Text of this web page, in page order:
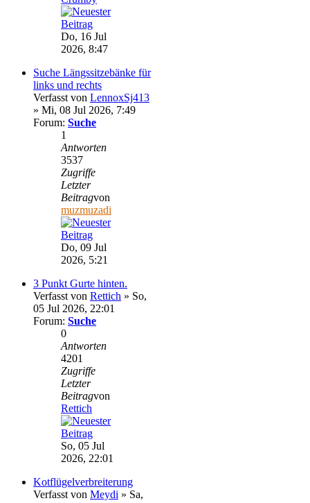
Do, 16 Jul
2026, 8:47
Suche Längssitzebänke für
links und rechts
Verfasst von LennoxSj413
» Mi, 08 Jul 2026, 7:49
Forum: Suche
1
Antworten
3537
Zugriffe
Letzter
Beitragvon
muzmuzadi
Do, 09 Jul
2026, 5:21
3 Punkt Gurte hinten.
Verfasst von Rettich » So,
05 Jul 2026, 22:01
Forum: Suche
0
Antworten
4201
Zugriffe
Letzter
Beitragvon
Rettich
So, 05 Jul
2026, 22:01
Kotflügelverbreiterung
Verfasst von Meydi » Sa,